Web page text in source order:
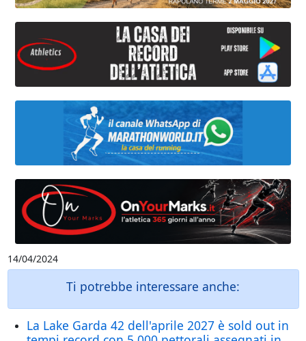
14/04/2024
Ti potrebbe interessare anche:
La Lake Garda 42 dell'aprile 2027 è sold out in